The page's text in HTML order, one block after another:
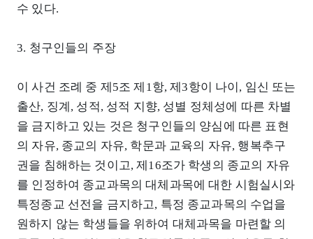
수 있다.
3. 청구인들의 주장
이 사건 조례 중 제5조 제1항, 제3항이 나이, 임신 또는
출산, 징계, 성적, 성적 지향, 성별 정체성에 따른 차별
을 금지하고 있는 것은 청구인들의 양심에 따른 표현
의 자유, 종교의 자유, 학문과 교육의 자유, 행복추구
권을 침해하는 것이고, 제16조가 학생의 종교의 자유
를 인정하여 종교과목의 대체과목에 대한 시험실시와
특정종교 선전을 금지하고, 특정 종교과목의 수업을
원하지 않는 학생들을 위하여 대체과목을 마련할 의